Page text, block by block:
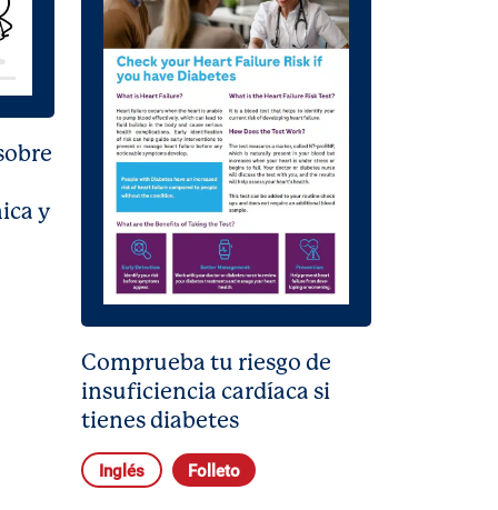
y
Comprueba tu riesgo de
insuficiencia cardíaca si
tienes diabetes
Inglés Folleto